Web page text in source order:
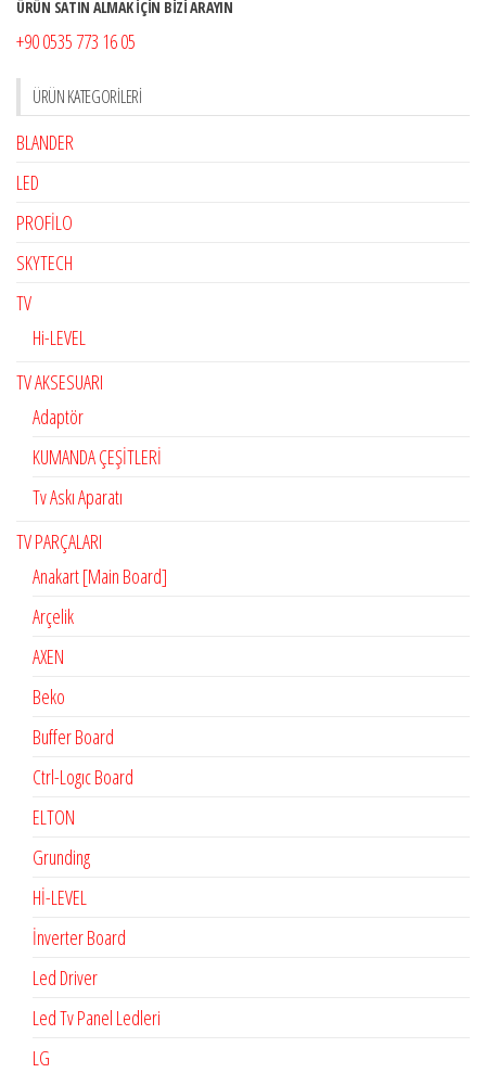
ÜRÜN SATIN ALMAK İÇİN BİZİ ARAYIN
+90 0535 773 16 05
ÜRÜN KATEGORILERI
BLANDER
LED
PROFİLO
SKYTECH
TV
Hi-LEVEL
TV AKSESUARI
Adaptör
KUMANDA ÇEŞİTLERİ
Tv Askı Aparatı
TV PARÇALARI
Anakart [Main Board]
Arçelik
AXEN
Beko
Buffer Board
Ctrl-Logıc Board
ELTON
Grunding
Hİ-LEVEL
İnverter Board
Led Driver
Led Tv Panel Ledleri
LG